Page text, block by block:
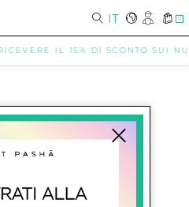
IT 0
IL 15% DI SCONTO SUI
I 301 Napoli